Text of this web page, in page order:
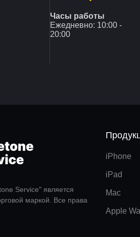
Часы работы
Ежедневно: 10:00 -
20:00
Service" является
маркой. Все права
iPhone
iPad
Mac
Apple